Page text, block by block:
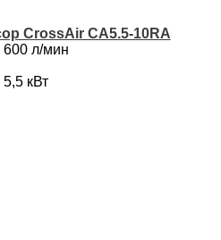
CrossAir CA5.5-10RA
600 л/мин
кВт